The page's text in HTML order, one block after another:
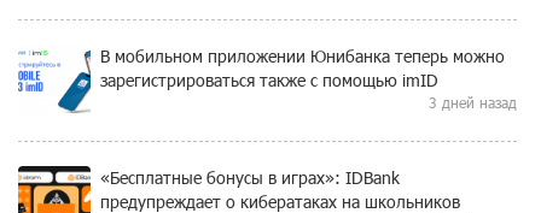
В мобильном приложении Юнибанка теперь можно
зарегистрироваться также с помощью imID
3 дней назад
«Бесплатные бонусы в играх»: IDBank
предупреждает о кибератаках на школьников